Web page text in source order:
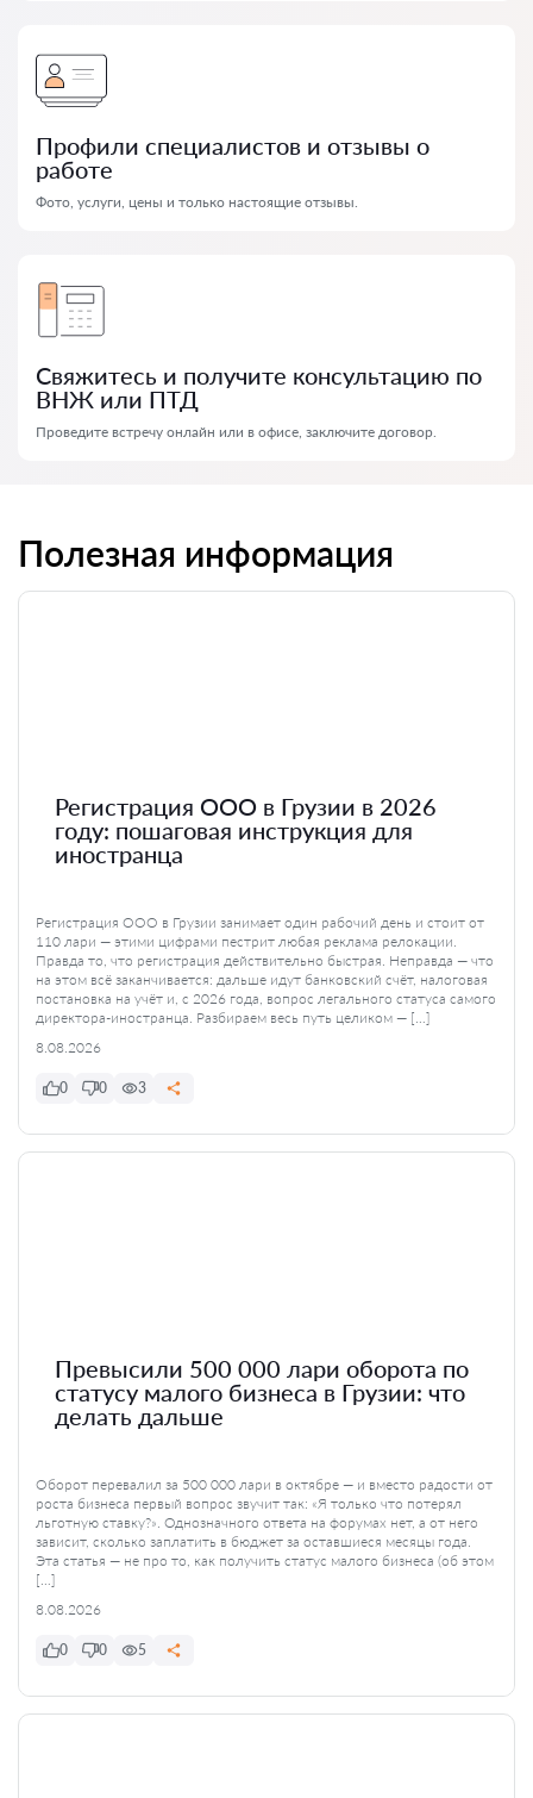
Профили специалистов и отзывы о
работе
Фото, услуги, цены и только настоящие отзывы.
Свяжитесь и получите консультацию по
ВНЖ или ПТД
Проведите встречу онлайн или в офисе, заключите договор.
Полезная информация
Регистрация ООО в Грузии в 2026
году: пошаговая инструкция для
иностранца
Регистрация ООО в Грузии занимает один рабочий день и стоит от
110 лари — этими цифрами пестрит любая реклама релокации.
Правда то, что регистрация действительно быстрая. Неправда — что
на этом всё заканчивается: дальше идут банковский счёт, налоговая
постановка на учёт и, с 2026 года, вопрос легального статуса самого
директора-иностранца. Разбираем весь путь целиком — […]
8.08.2026
0 0 3
Превысили 500 000 лари оборота по
статусу малого бизнеса в Грузии: что
делать дальше
Оборот перевалил за 500 000 лари в октябре — и вместо радости от
роста бизнеса первый вопрос звучит так: «Я только что потерял
льготную ставку?». Однозначного ответа на форумах нет, а от него
зависит, сколько заплатить в бюджет за оставшиеся месяцы года.
Эта статья — не про то, как получить статус малого бизнеса (об этом
[…]
8.08.2026
0 0 5